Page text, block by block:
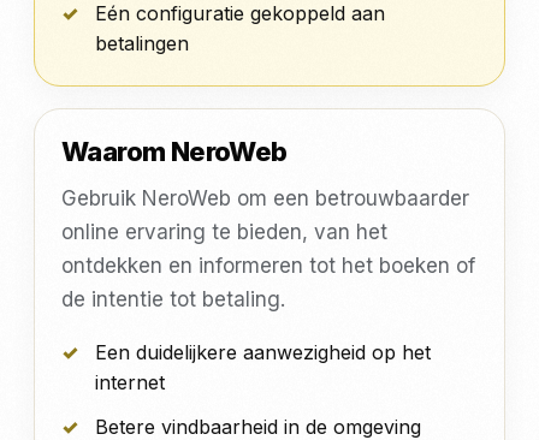
Eén configuratie gekoppeld aan
betalingen
Waarom NeroWeb
Gebruik NeroWeb om een betrouwbaarder
online ervaring te bieden, van het
ontdekken en informeren tot het boeken of
de intentie tot betaling.
Een duidelijkere aanwezigheid op het
internet
Betere vindbaarheid in de omgeving